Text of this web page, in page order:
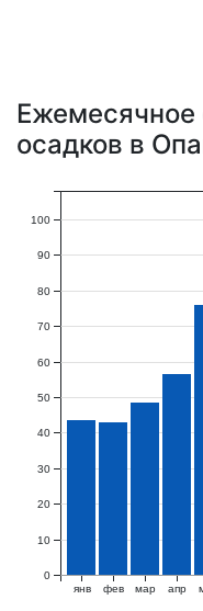
Ежемесячное
осадков в
янв фев мар апр
0
10
20
30
40
50
60
70
80
90
100